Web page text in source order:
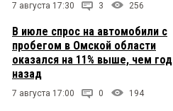
7 августа 17:30 3 256
В июле спрос на автомобили с
пробегом в Омской области
оказался на 11% выше, чем год
назад
7 августа 17:00 0 194